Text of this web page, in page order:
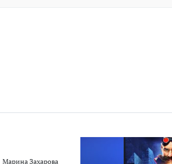
Марина Захарова